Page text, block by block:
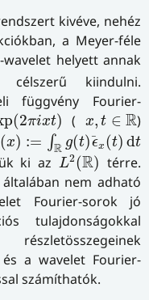
kivéve, nehéz
a Meyer-féle
helyett annak
célszerű kiindulni.
függvény Fourier-
(2πixt)
(2πixt) ( x, t ∈ R
x t∈R )
(x) := ∫R g(t)¯
ϵx (t) dt
^(x ):= Rg (t)ϵ¯x (t)dt
ki azL2(R)
L2(R)
térre.
nem adható
Fourier-sorok jó
tulajdonságokkal
a wavelet Fourier-
számíthatók.